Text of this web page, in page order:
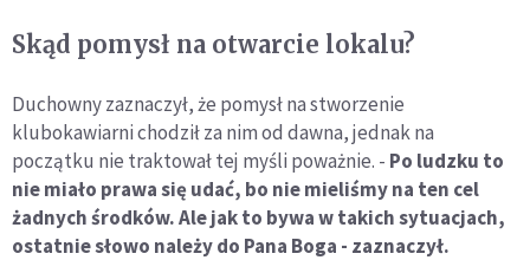
Skąd pomysł na otwarcie lokalu?
Duchowny zaznaczył, że pomysł na stworzenie
klubokawiarni chodził za nim od dawna, jednak na
początku nie traktował tej myśli poważnie. - Po ludzku to
nie miało prawa się udać, bo nie mieliśmy na ten cel
żadnych środków. Ale jak to bywa w takich sytuacjach,
ostatnie słowo należy do Pana Boga - zaznaczył.